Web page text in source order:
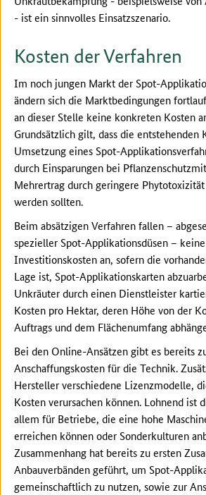
- ist ein sinnvolles Einsatzszenario.
Kosten der Verfahren
Im noch jungen Markt der Spot-
ändern sich die Marktbedingungen
an dieser Stelle keine konkreten Kosten
Grundsätzlich gilt, dass die entstehenden
Umsetzung eines Spot-
durch Einsparungen bei
Mehrertrag durch geringere
werden sollten.
Beim absätzigen Verfahren fallen –
spezieller Spot-Applikationsdüsen –
Investitionskosten an, sofern die
Lage ist, Spot-Applikationskarten
Unkräuter durch einen Dienstleister
Kosten pro Hektar, deren Höhe von der
Auftrags und dem Flächenumfang
Bei den Online-Ansätzen gibt es bereits
Anschaffungskosten für die Technik.
Hersteller verschiedene Lizenzmodelle,
Kosten verursachen können. Lohnend ist
allem für Betriebe, die eine hohe
erreichen können oder Sonderkulturen
Zusammenhang hat bereits zu ersten
Anbauverbänden geführt, um Spot-
gemeinschaftlich zu nutzen, sowie zur